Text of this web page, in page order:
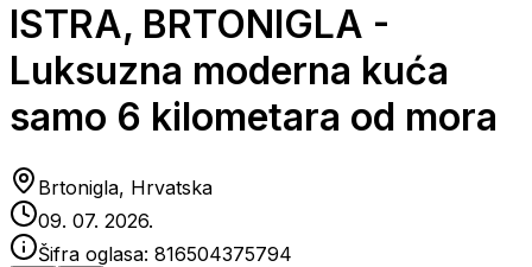
ISTRA, BRTONIGLA -
Luksuzna moderna kuća
samo 6 kilometara od mora
Brtonigla, Hrvatska
09. 07. 2026.
Šifra oglasa: 816504375794